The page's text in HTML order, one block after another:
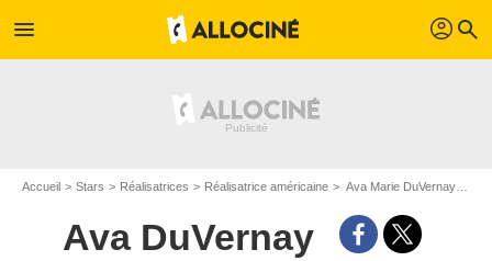
menu profil search
Accueil Stars Réalisatrices Réalisatrice américaine Ava Marie DuVernay dit Ava DuVernay
Ava DuVernay